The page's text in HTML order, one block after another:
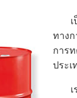
ทาง
การ
ประเ